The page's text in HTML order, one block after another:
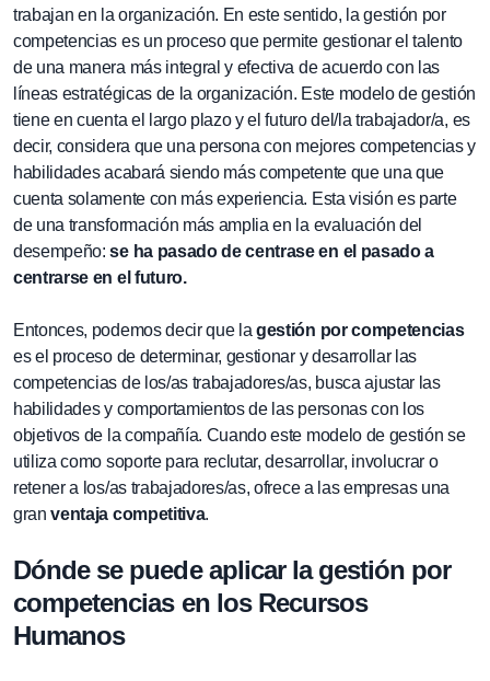
trabajan en la organización. En este sentido, la gestión por
competencias es un proceso que permite gestionar el talento
de una manera más integral y efectiva de acuerdo con las
líneas estratégicas de la organización. Este modelo de gestión
tiene en cuenta el largo plazo y el futuro del/la trabajador/a, es
decir, considera que una persona con mejores competencias y
habilidades acabará siendo más competente que una que
cuenta solamente con más experiencia. Esta visión es parte
de una transformación más amplia en la evaluación del
desempeño:se ha pasado de centrase en el pasado a
centrarse en el futuro.
Entonces, podemos decir que lagestión por competencias
es el proceso de determinar, gestionar y desarrollar las
competencias de los/as trabajadores/as, busca ajustar las
habilidades y comportamientos de las personas con los
objetivos de la compañía. Cuando este modelo de gestión se
utiliza como soporte para reclutar, desarrollar, involucrar o
retener a los/as trabajadores/as, ofrece a las empresas una
granventaja competitiva.
Dónde se puede aplicar la gestión por
competencias en los Recursos
Humanos